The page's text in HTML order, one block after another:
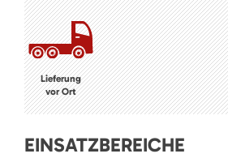
Lieferung
vor Ort
EINSATZBEREICHE